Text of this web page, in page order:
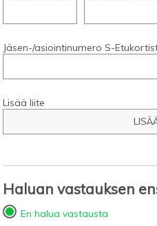
Jäsen-/asiointinumero S-
Lisää liite
Haluan vastauksen
En halua vastausta